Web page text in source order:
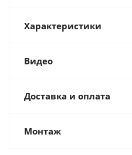
Характеристики
Видео
Доставка и оплата
Монтаж